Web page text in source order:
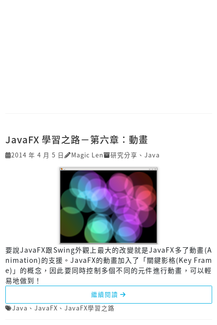
JavaFX 學習之路－第六章：動畫
2014 年 4 月 5 日 Magic Len 研究分享 、 Java
要說JavaFX跟Swing外觀上最大的改變就是JavaFX多了動畫(A
nimation)的支援。JavaFX的動畫加入了「關鍵影格(Key Fram
e)」的概念，因此要同時控制多個不同的元件進行動畫，可以輕
易地做到！
繼續閱讀
Java 、 JavaFX 、 JavaFX學習之路